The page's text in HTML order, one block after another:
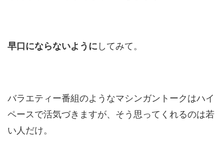
早口にならないように してみて。
バラエティー番組のようなマシンガントークはハイ
ペースで活気づきますが、そう思ってくれるのは若
い人だけ。